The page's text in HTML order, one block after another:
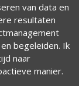
van data en
resultaten
begeleiden. Ik
naar
manier.